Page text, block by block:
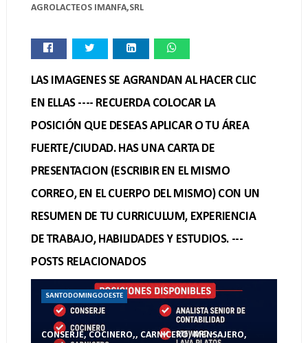
AGROLACTEOS IMANFA,SRL
LAS IMAGENES SE AGRANDAN AL HACER CLIC
EN ELLAS ---- RECUERDA COLOCAR LA
POSICIÓN QUE DESEAS APLICAR O TU ÁREA
FUERTE/CIUDAD. HAS UNA CARTA DE
PRESENTACION (ESCRIBIR EN EL MISMO
CORREO, EN EL CUERPO DEL MISMO) CON UN
RESUMEN DE TU CURRICULUM, EXPERIENCIA
DE TRABAJO, HABILIDADES Y ESTUDIOS. ---
POSTS RELACIONADOS
SANTODOMINGOOESTE
CONSERJE, COCINERO,, CARNICERO, MENSAJERO,